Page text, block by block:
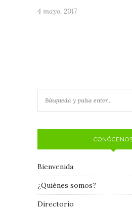
4 mayo, 2017
Bienvenida
¿Quiénes somos?
Directorio